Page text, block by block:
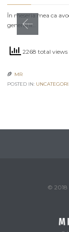
În meseria mea ca
general îi…
2268 total views
 MR
POSTED IN:
© 2018